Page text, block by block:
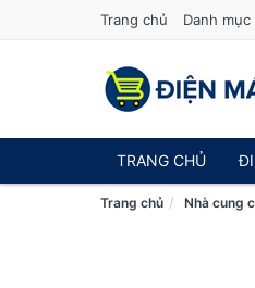
Trang chủ Danh mục
TRANG CHỦ
Trang chủ Nhà cung